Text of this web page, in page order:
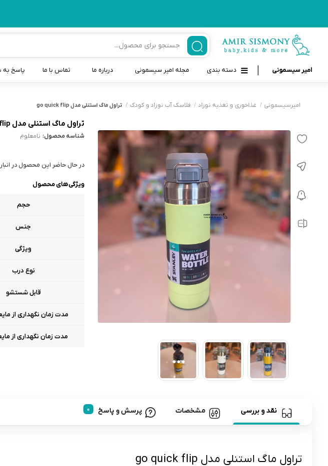
امیر سیسمونی دسته بندی
قاب و بندپستانک
سرنگ داروخوری نوزاد
شانه برس کودک
پواربینی
مسواک و خمیر دندان کودک
تب سنج نوزاد و کودک
رابط و پد سینه
دستگاه بخور سرد کودک
حمل و نقل نوزاد
لوازم حمام نوزاد
لوازم اتاق نوزاد و کودک
اسباب بازی دخترانه و پسرانه
اسباب بازی نوزاد
مجله امیر سیسمونی درباره ما تماس با ما پاسخ به
امیرسیسمونی غذاخوری و تغذیه نوزاد فلاسک آب نوزاد و کودک تراول ماگ استنلی مدل go quick flip
تراول ماگ استنلی مدل go quick flip
شناسه محصول: نامعلوم
در حال حاضر این محصول در
ویژگی‌های محصول
حجم
جنس
ویژگی
نوع درب
قابل شستشو
مدت زمان نگهداری از
مدت زمان نگهداری از
نقد و بررسی مشخصات پرسش و پاسخ
تراول ماگ استنلی مدل go quick flip